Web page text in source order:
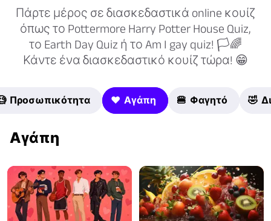
Πάρτε μέρος σε διασκεδαστικά online κουίζ
όπως το Pottermore Harry Potter House Quiz,
το Earth Day Quiz ή το Am I gay quiz! 🏳🌈
Κάντε ένα διασκεδαστικό κουίζ τώρα! 😁
Προσωπικότητα ❤️ Αγάπη 🍔 Φαγητό 🤣
Αγάπη